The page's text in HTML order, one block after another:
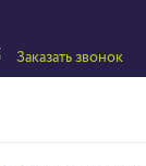
Заказать звонок